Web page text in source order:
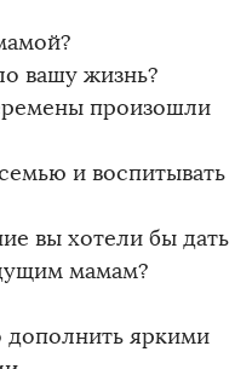
вашу жизнь?
произошли
и воспитывать
вы хотели бы дать
мамам?
яркими